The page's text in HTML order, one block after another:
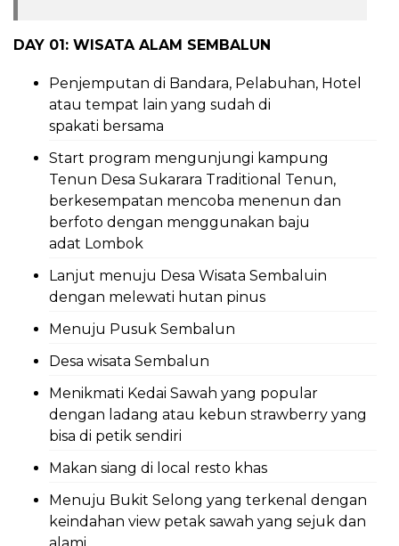
DAY 01: WISATA ALAM SEMBALUN
Penjemputan di Bandara, Pelabuhan, Hotel
atau tempat lain yang sudah di
spakati bersama
Start program mengunjungi kampung
Tenun Desa Sukarara Traditional Tenun,
berkesempatan mencoba menenun dan
berfoto dengan menggunakan baju
adat Lombok
Lanjut menuju Desa Wisata Sembaluin
dengan melewati hutan pinus
Menuju Pusuk Sembalun
Desa wisata Sembalun
Menikmati Kedai Sawah yang popular
dengan ladang atau kebun strawberry yang
bisa di petik sendiri
Makan siang di local resto khas
Menuju Bukit Selong yang terkenal dengan
keindahan view petak sawah yang sejuk dan